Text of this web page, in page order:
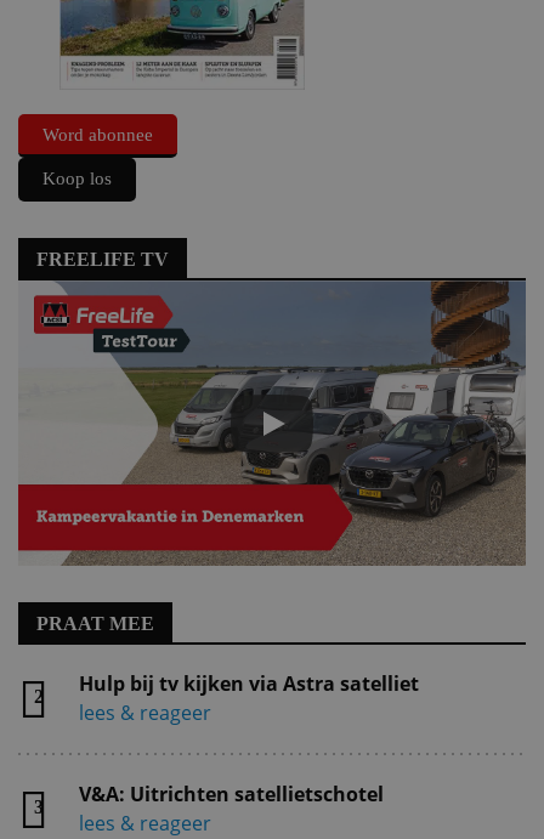
Word abonnee
Koop los
FREELIFE TV
PRAAT MEE
2
Hulp bij tv kijken via Astra satelliet
lees & reageer
3
V&A: Uitrichten satellietschotel
lees & reageer